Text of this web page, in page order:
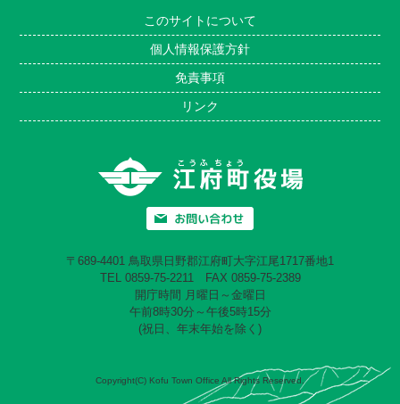
このサイトについて
個人情報保護方針
免責事項
リンク
〒689-4401 鳥取県日野郡江府町大字江尾1717番地1
TEL 0859-75-2211 FAX 0859-75-2389
開庁時間 月曜日～金曜日
午前8時30分～午後5時15分
(祝日、年末年始を除く)
Copyright(C) Kofu Town Office All Rights Reserved.